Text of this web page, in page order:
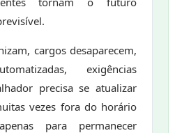
cargos desaparecem,
exigências
precisa se atualizar
vezes fora do horário
para permanecer